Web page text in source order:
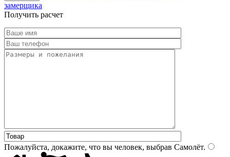
замерщика
Получить расчет
Пожалуйста, докажите, что вы человек, выбрав Самолёт.